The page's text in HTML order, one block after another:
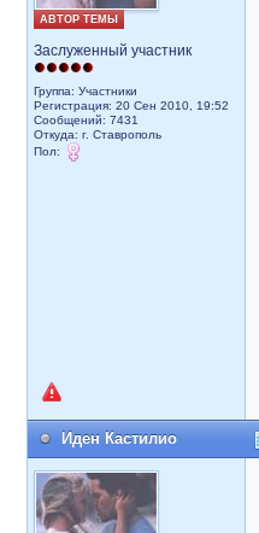
АВТОР ТЕМЫ
Заслуженный участник
Группа: Участники
Регистрация: 20 Сен 2010, 19:52
Сообщений: 7431
Откуда: г. Ставрополь
Пол:
Иден Кастилио